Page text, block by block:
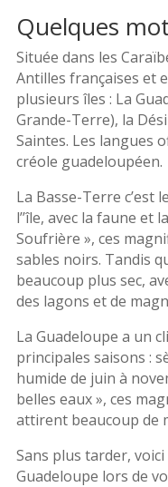
Quelques
Située dans les
Antilles françaises et
plusieurs îles : La
Grande-Terre), la
Saintes. Les langues
créole guadeloupéen.
La Basse-Terre c’est
l’’île, avec la faune et
Soufrière », ces
sables noirs. Tandis
beaucoup plus sec,
des lagons et de
La Guadeloupe a un
principales saisons :
humide de juin à
belles eaux », ces
attirent beaucoup de
Sans plus tarder,
Guadeloupe lors de